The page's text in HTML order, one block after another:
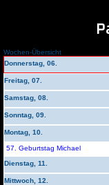
Wochen-Übersicht
Donnerstag, 06.
Freitag, 07.
Samstag, 08.
Sonntag, 09.
Montag, 10.
57. Geburtstag Michael
Dienstag, 11.
Mittwoch, 12.